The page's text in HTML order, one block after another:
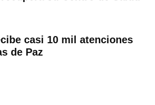
casi 10 mil atenciones
de Paz